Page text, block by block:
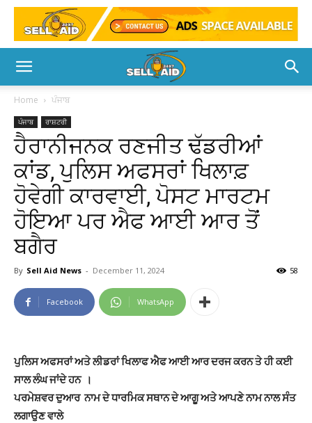
Home ਪੰਜਾਬ
ਪੰਜਾਬ ਰਾਸ਼ਟਰੀ
ਹੈਰਾਨੀਜਨਕ ਰਣਜੀਤ ਢੱਡਰੀਆਂ
ਕਾਂਡ, ਪੁਲਿਸ ਅਫਸਰਾਂ ਖਿਲਾਫ਼
ਹੋਵੇਗੀ ਕਾਰਵਾਈ, ਪੋਸਟ ਮਾਰਟਮ
ਹੋਇਆ ਪਰ ਐਫ ਆਈ ਆਰ ਤੋਂ
ਬਗੈਰ
By Sell Aid News - December 11, 2024 58
Facebook WhatsApp
ਪੁਲਿਸ ਅਫਸਰਾਂ ਅਤੇ ਲੀਡਰਾਂ ਖਿਲਾਫ ਐਫ ਆਈ ਆਰ ਦਰਜ ਕਰਨ ਤੇ ਹੀ ਕਈ
ਸਾਲ ਲੰਘ ਜਾਂਦੇ ਹਨ ।
ਪਰਮੇਸ਼ਵਰ ਦੁਆਰ ਨਾਮ ਦੇ ਧਾਰਮਿਕ ਸਥਾਨ ਦੇ ਆਗੂ ਅਤੇ ਆਪਣੇ ਨਾਮ ਨਾਲ ਸੰਤ
ਲਗਾਉਣ ਵਾਲੇ